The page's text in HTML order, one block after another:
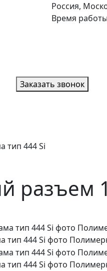
Россия,
Время
Заказать звонок
тип 444 Si
разъем
тип 444 Si фото
тип 444 Si фото